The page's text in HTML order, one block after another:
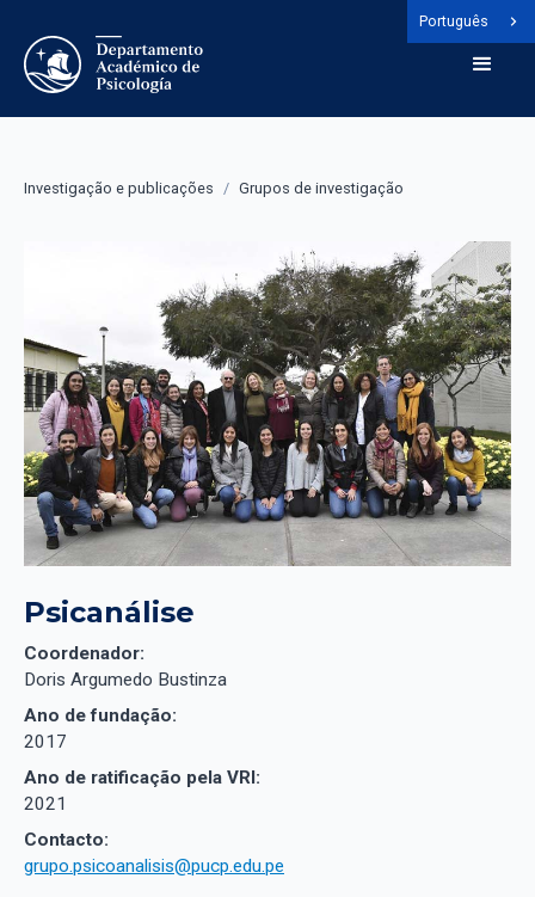
Português
Investigação e publicações / Grupos de investigação
Psicanálise
Coordenador:
Doris Argumedo Bustinza
Ano de fundação:
2017
Ano de ratificação pela VRI:
2021
Contacto:
grupo.psicoanalisis@pucp.edu.pe